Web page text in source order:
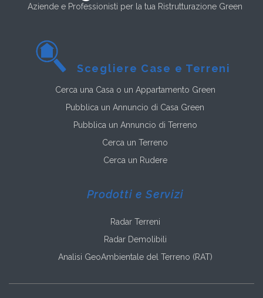
Aziende e Professionisti per la tua Ristrutturazione Green
Scegliere Case e Terreni
Cerca una Casa o un Appartamento Green
Pubblica un Annuncio di Casa Green
Pubblica un Annuncio di Terreno
Cerca un Terreno
Cerca un Rudere
Prodotti e Servizi
Radar Terreni
Radar Demolibili
Analisi GeoAmbientale del Terreno (RAT)